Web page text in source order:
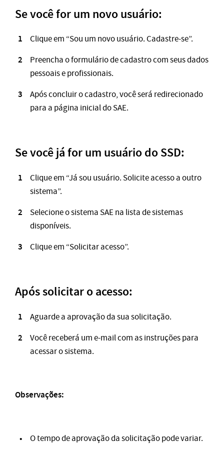
Se você for um novo usuário:
Clique em “Sou um novo usuário. Cadastre-se”.
Preencha o formulário de cadastro com seus dados
pessoais e profissionais.
Após concluir o cadastro, você será redirecionado
para a página inicial do SAE.
Se você já for um usuário do SSD:
Clique em “Já sou usuário. Solicite acesso a outro
sistema”.
Selecione o sistema SAE na lista de sistemas
disponíveis.
Clique em “Solicitar acesso”.
Após solicitar o acesso:
Aguarde a aprovação da sua solicitação.
Você receberá um e-mail com as instruções para
acessar o sistema.
Observações:
O tempo de aprovação da solicitação pode variar.